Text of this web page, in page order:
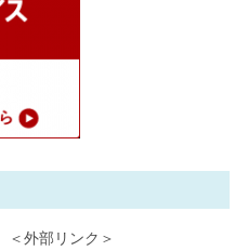
＜外部リンク＞